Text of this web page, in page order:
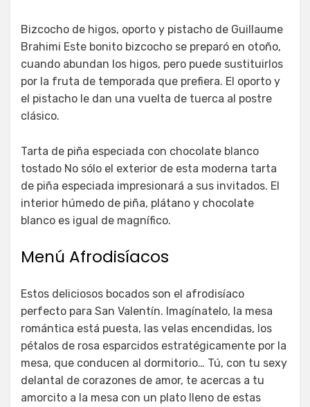
Bizcocho de higos, oporto y pistacho de Guillaume
Brahimi Este bonito bizcocho se preparó en otoño,
cuando abundan los higos, pero puede sustituirlos
por la fruta de temporada que prefiera. El oporto y
el pistacho le dan una vuelta de tuerca al postre
clásico.
Tarta de piña especiada con chocolate blanco
tostado No sólo el exterior de esta moderna tarta
de piña especiada impresionará a sus invitados. El
interior húmedo de piña, plátano y chocolate
blanco es igual de magnífico.
Menú Afrodisíacos
Estos deliciosos bocados son el afrodisíaco
perfecto para San Valentín. Imagínatelo, la mesa
romántica está puesta, las velas encendidas, los
pétalos de rosa esparcidos estratégicamente por la
mesa, que conducen al dormitorio… Tú, con tu sexy
delantal de corazones de amor, te acercas a tu
amorcito a la mesa con un plato lleno de estas